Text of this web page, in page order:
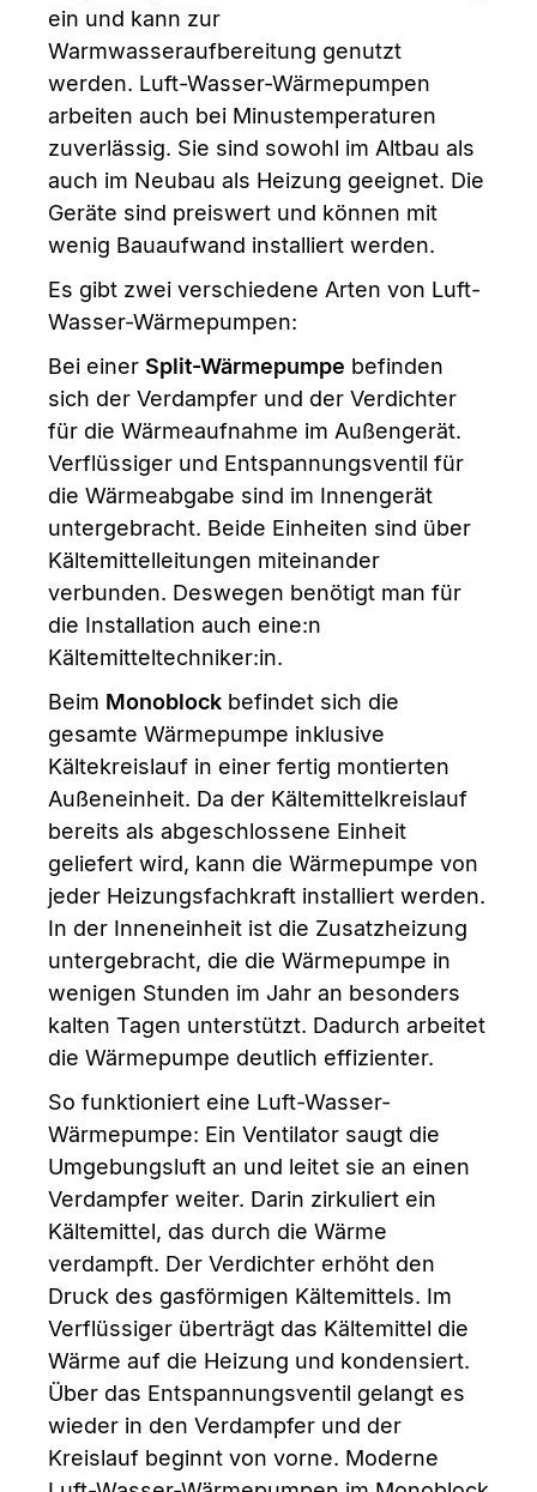
ein und kann zur
Warmwasseraufbereitung genutzt
werden. Luft-Wasser-Wärmepumpen
arbeiten auch bei Minustemperaturen
zuverlässig. Sie sind sowohl im Altbau als
auch im Neubau als Heizung geeignet. Die
Geräte sind preiswert und können mit
wenig Bauaufwand installiert werden.
Es gibt zwei verschiedene Arten von Luft-
Wasser-Wärmepumpen:
Bei einer Split-Wärmepumpe befinden
sich der Verdampfer und der Verdichter
für die Wärmeaufnahme im Außengerät.
Verflüssiger und Entspannungsventil für
die Wärmeabgabe sind im Innengerät
untergebracht. Beide Einheiten sind über
Kältemittelleitungen miteinander
verbunden. Deswegen benötigt man für
die Installation auch eine:n
Kältemitteltechniker:in.
Beim Monoblock befindet sich die
gesamte Wärmepumpe inklusive
Kältekreislauf in einer fertig montierten
Außeneinheit. Da der Kältemittelkreislauf
bereits als abgeschlossene Einheit
geliefert wird, kann die Wärmepumpe von
jeder Heizungsfachkraft installiert werden.
In der Inneneinheit ist die Zusatzheizung
untergebracht, die die Wärmepumpe in
wenigen Stunden im Jahr an besonders
kalten Tagen unterstützt. Dadurch arbeitet
die Wärmepumpe deutlich effizienter.
So funktioniert eine Luft-Wasser-
Wärmepumpe: Ein Ventilator saugt die
Umgebungsluft an und leitet sie an einen
Verdampfer weiter. Darin zirkuliert ein
Kältemittel, das durch die Wärme
verdampft. Der Verdichter erhöht den
Druck des gasförmigen Kältemittels. Im
Verflüssiger überträgt das Kältemittel die
Wärme auf die Heizung und kondensiert.
Über das Entspannungsventil gelangt es
wieder in den Verdampfer und der
Kreislauf beginnt von vorne. Moderne